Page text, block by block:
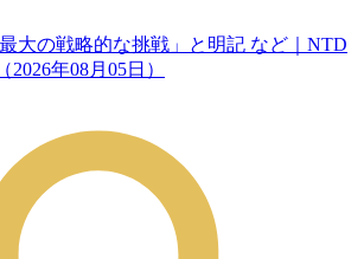
大の戦略的な挑戦」と明記 など｜NTD
年08月05日）